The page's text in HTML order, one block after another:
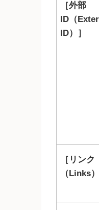
外部
ID（
ID）
リンク
（Links）